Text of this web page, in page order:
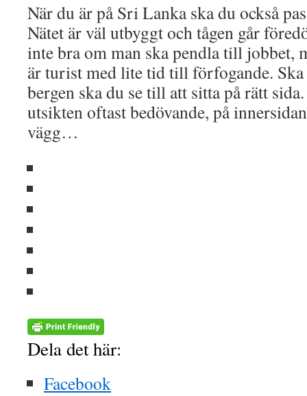
När du är på Sri Lanka ska du också
Nätet är väl utbyggt och tågen går
inte bra om man ska pendla till jobbet,
är turist med lite tid till förfogande.
bergen ska du se till att sitta på rätt
utsikten oftast bedövande, på
vägg…
Dela det här:
Facebook